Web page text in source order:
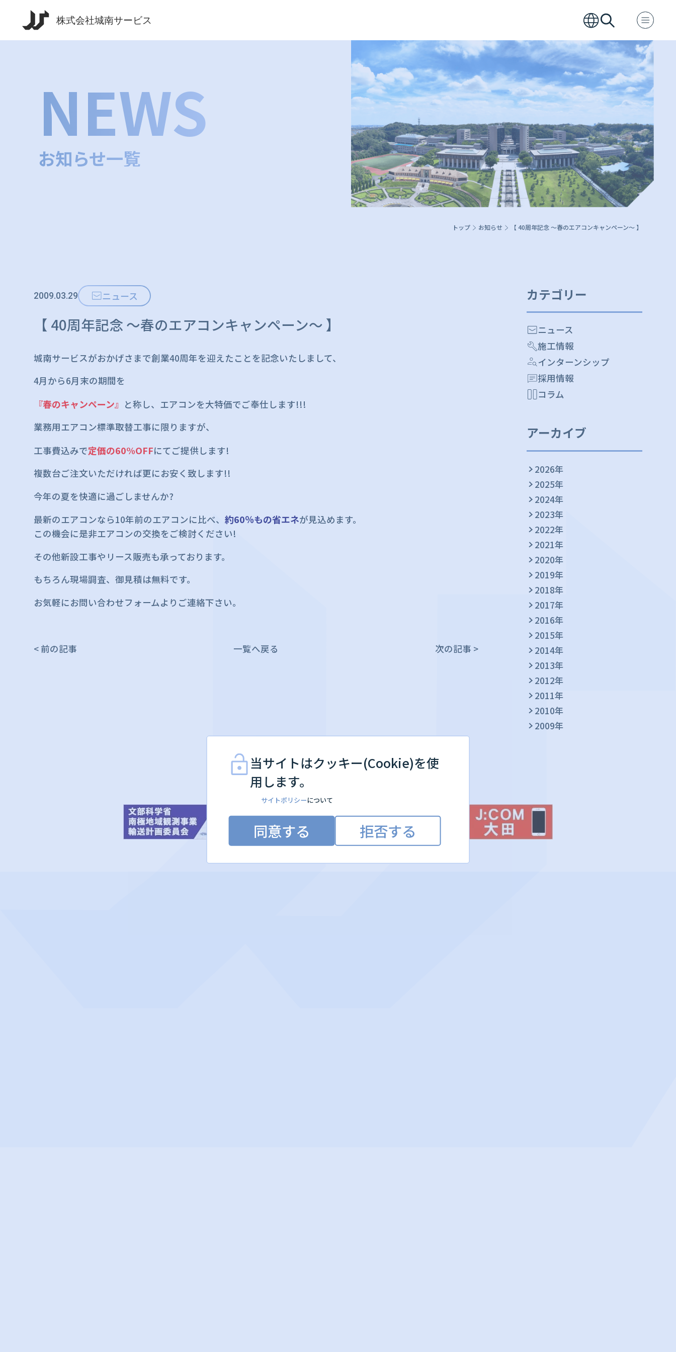
当サイトはクッキー(Cookie)を使
用します。
サイトポリシーについて
同意する 拒否する
NEWS
お知らせ一覧
トップ お知らせ 【 40周年記念 ～春のエアコンキャンペーン～ 】
2009.03.29 ニュース
【 40周年記念 ～春のエアコンキャンペーン～ 】
城南サービスがおかげさまで創業40周年を迎えたことを記念いたしまして、
4月から6月末の期間を
『春のキャンペーン』 と称し、エアコンを大特価でご奉仕します!!!
業務用エアコン標準取替工事に限りますが、
工事費込みで定価の60%OFFにてご提供します!
複数台ご注文いただければ更にお安く致します!!
今年の夏を快適に過ごしませんか?
最新のエアコンなら10年前のエアコンに比べ、約60％もの省エネが見込めます。
この機会に是非エアコンの交換をご検討ください!
その他新設工事やリース販売も承っております。
もちろん現場調査、御見積は無料です。
お気軽にお問い合わせフォームよりご連絡下さい。
< 前の記事 一覧へ戻る 次の記事 >
カテゴリー
ニュース
施工情報
インターンシップ
採用情報
コラム
アーカイブ
2026年
2025年
2024年
2023年
2022年
2021年
2020年
2019年
2018年
2017年
2016年
2015年
2014年
2013年
2012年
2011年
2010年
2009年